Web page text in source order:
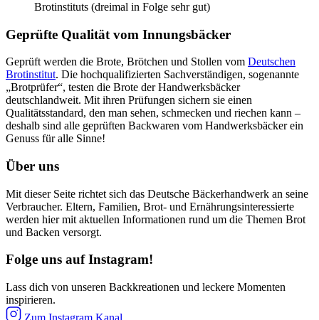
Brotinstituts (dreimal in Folge sehr gut)
Geprüfte Qualität vom Innungsbäcker
Geprüft werden die Brote, Brötchen und Stollen vom Deutschen
Brotinstitut. Die hochqualifizierten Sachverständigen, sogenannte
„Brotprüfer“, testen die Brote der Handwerksbäcker
deutschlandweit. Mit ihren Prüfungen sichern sie einen
Qualitätsstandard, den man sehen, schmecken und riechen kann –
deshalb sind alle geprüften Backwaren vom Handwerksbäcker ein
Genuss für alle Sinne!
Über uns
Mit dieser Seite richtet sich das Deutsche Bäckerhandwerk an seine
Verbraucher. Eltern, Familien, Brot- und Ernährungsinteressierte
werden hier mit aktuellen Informationen rund um die Themen Brot
und Backen versorgt.
Folge uns auf Instagram!
Lass dich von unseren Backkreationen und leckere Momenten
inspirieren.